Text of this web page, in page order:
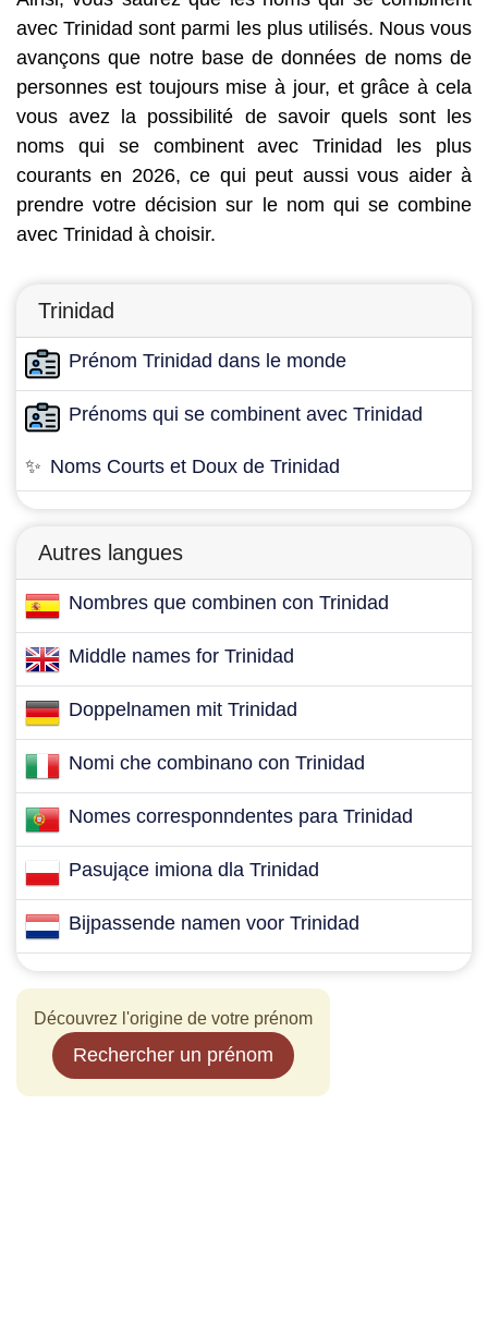
avec Trinidad sont parmi les plus utilisés. Nous vous
avançons que notre base de données de noms de
personnes est toujours mise à jour, et grâce à cela
vous avez la possibilité de savoir quels sont les
noms qui se combinent avec Trinidad les plus
courants en 2026, ce qui peut aussi vous aider à
prendre votre décision sur le nom qui se combine
avec Trinidad à choisir.
Trinidad
Prénom Trinidad dans le monde
Prénoms qui se combinent avec Trinidad
✨ Noms Courts et Doux de Trinidad
Autres langues
Nombres que combinen con Trinidad
Middle names for Trinidad
Doppelnamen mit Trinidad
Nomi che combinano con Trinidad
Nomes corresponndentes para Trinidad
Pasujące imiona dla Trinidad
Bijpassende namen voor Trinidad
Découvrez l'origine de votre prénom
Rechercher un prénom